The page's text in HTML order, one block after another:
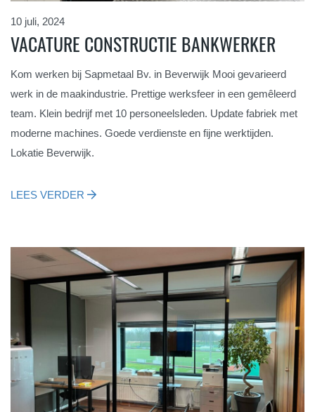
10 juli, 2024
VACATURE CONSTRUCTIE BANKWERKER
Kom werken bij Sapmetaal Bv. in Beverwijk Mooi gevarieerd
werk in de maakindustrie. Prettige werksfeer in een gemêleerd
team. Klein bedrijf met 10 personeelsleden. Update fabriek met
moderne machines. Goede verdienste en fijne werktijden.
Lokatie Beverwijk.
LEES VERDER